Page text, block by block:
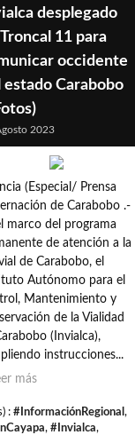
desplegado
11 para
occidente
estado Carabobo
2023
(Especial/ Prensa
de Carabobo .-
marco del programa
de atención a la
de Carabobo, el
Autónomo para el
Mantenimiento y
de la Vialidad
(Invialca),
instrucciones...
más
: #InformaciónRegional ,
, #Invialca,